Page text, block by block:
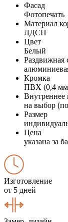
Фасад
Фотопечать
Материал
ЛДСП
Цвет
Белый
Раздвижная
Кромка
ПВХ (0,4
Внутреннее
на выбор
Размер
Цена
указана за
Изготовление
от 5 дней